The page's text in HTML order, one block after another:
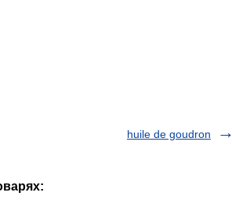
huile de goudron